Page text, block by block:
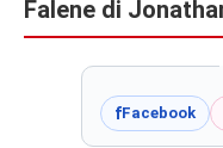
Libri
solo.
Recensioni,
anteprime,
Falene di
fFacebook